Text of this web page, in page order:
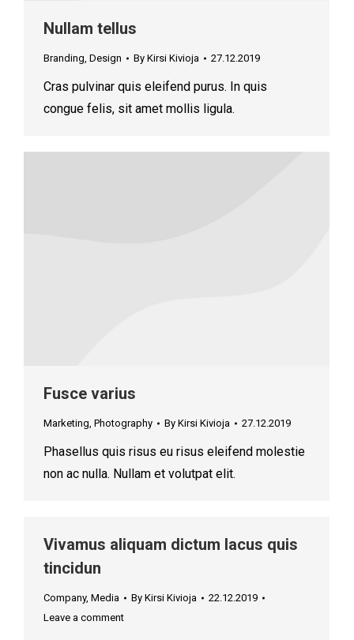
Nullam tellus
Branding, Design By Kirsi Kivioja 27.12.2019
Cras pulvinar quis eleifend purus. In quis
congue felis, sit amet mollis ligula.
Fusce varius
Marketing, Photography By Kirsi Kivioja 27.12.2019
Phasellus quis risus eu risus eleifend molestie
non ac nulla. Nullam et volutpat elit.
Vivamus aliquam dictum lacus quis
tincidun
Company, Media By Kirsi Kivioja
22.12.2019
Leave a comment